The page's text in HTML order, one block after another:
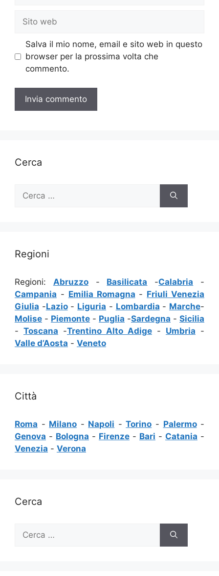
Sito
web
Salva il mio nome, email e sito web in questo
browser per la prossima volta che
commento.
Cerca
per:
Regioni
Regioni: Abruzzo- Basilicata -Calabria -
Campania - Emilia Romagna - Friuli Venezia
Giulia -Lazio- Liguria - Lombardia - Marche-
Molise - Piemonte - Puglia -Sardegna - Sicilia
- Toscana -Trentino Alto Adige - Umbria -
Valle d’Aosta - Veneto
Città
Roma - Milano - Napoli -Torino - Palermo-
Genova - Bologna - Firenze - Bari - Catania -
Venezia - Verona
Cerca
per: